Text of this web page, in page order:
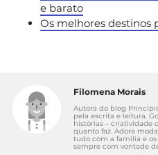
e barato
Os melhores destinos
Filomena Morais
Autora do blog
pela escrita e leitura.
histórias – criatividade
quanto faz. Adora
tudo com a família e
sempre com vontade